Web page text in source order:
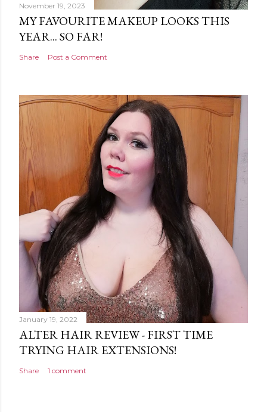
November 19, 2023
MY FAVOURITE MAKEUP LOOKS THIS
YEAR... SO FAR!
Share Post a Comment
January 19, 2022
ALTER HAIR REVIEW - FIRST TIME
TRYING HAIR EXTENSIONS!
Share 1 comment